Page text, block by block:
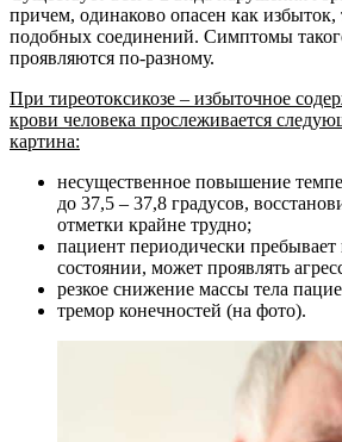
причем, одинаково опасен как избыток,
подобных соединений. Симптомы
проявляются по-разному.
При тиреотоксикозе – избыточное
крови человека прослеживается
картина:
несущественное повышение
до 37,5 – 37,8 градусов,
отметки крайне трудно;
пациент периодически
состоянии, может проявлять
резкое снижение массы тела
тремор конечностей (на фото).